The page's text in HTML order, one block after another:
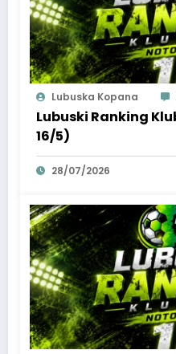
Lubuska Kopana
Lubuski Ranking
16/5)
28/07/2026